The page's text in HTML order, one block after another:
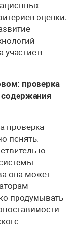
оценки.
участие в
проверка
содержания
проверка
понять,
она может
продумывать